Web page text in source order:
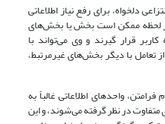
دلخواه، برای رفع نیاز اطلاعاتی
لحظه ممکن است بخش یا بخش‌های
قرار گیرند و وی می‌تواند با
تعامل با دیگر بخش‌های غیر‌مرتبط،
واحدهای اطلاعاتی غالباً به
در نظر گرفته می‌شوند، و این